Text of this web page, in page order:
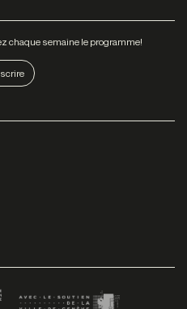
chaque semaine le programme!